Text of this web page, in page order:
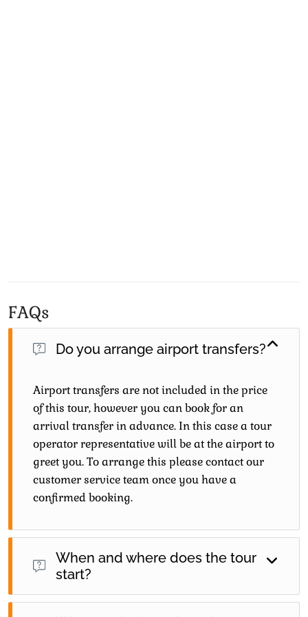
FAQs
Do you arrange airport transfers?
Airport transfers are not included in the price
of this tour, however you can book for an
arrival transfer in advance. In this case a tour
operator representative will be at the airport to
greet you. To arrange this please contact our
customer service team once you have a
confirmed booking.
When and where does the tour
start?
Day 1 of this tour is an arrivals day, which gives you a